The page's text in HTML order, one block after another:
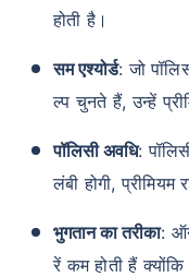
होती है।
सम एश्योर्ड: जो
ल्प चुनते हैं, उन्हें
पॉलिसी अवधि:
लंबी होगी, प्रीमियम
भुगतान का तरीका:
रें कम होती हैं
उम्र
24 वर्ष